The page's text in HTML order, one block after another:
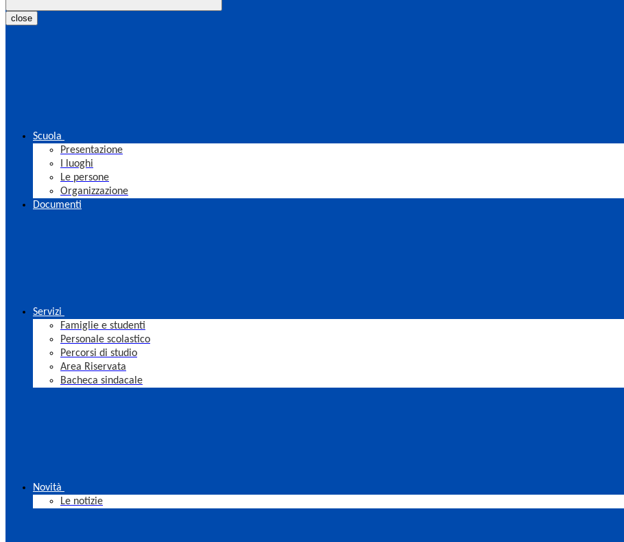
close
Scuola
Presentazione
I luoghi
Le persone
Organizzazione
Documenti
Servizi
Famiglie e studenti
Personale scolastico
Percorsi di studio
Area Riservata
Bacheca sindacale
Novità
Le notizie